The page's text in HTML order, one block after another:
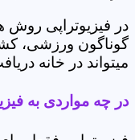
در فیزیوتراپی روش
گوناگون ورزشی،
میتواند در خانه
در چه مواردی به